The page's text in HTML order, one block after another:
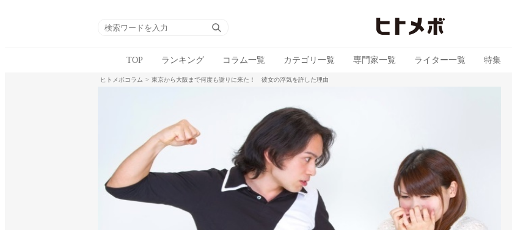
TOP ランキング コラム一覧 カテゴリ一覧 専門家一覧 ライター一覧 特集
ヒトメボコラム 東京から大阪まで何度も謝りに来た！ 彼女の浮気を許した理由